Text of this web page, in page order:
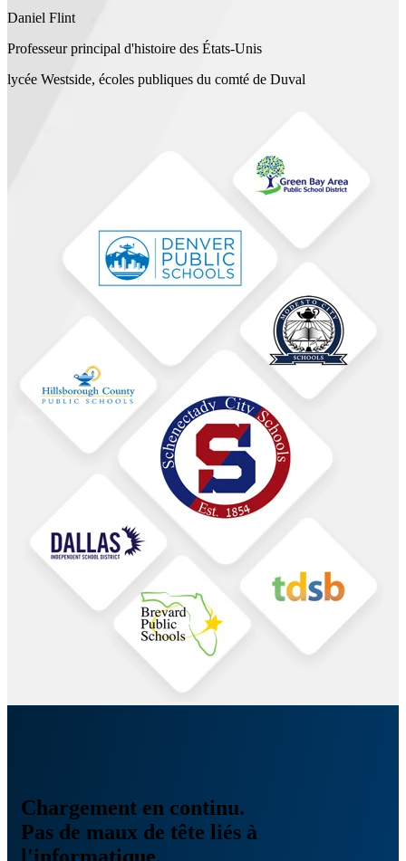
Daniel Flint
Professeur principal d'histoire des États-Unis
lycée Westside, écoles publiques du comté de Duval
Chargement en continu.
Pas de maux de tête liés à
l'informatique.